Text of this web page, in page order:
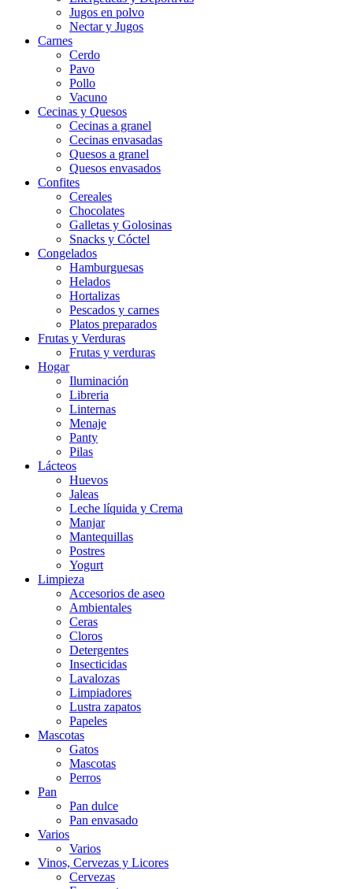
Jugos en polvo
Nectar y Jugos
Carnes
Cerdo
Pavo
Pollo
Vacuno
Cecinas y Quesos
Cecinas a granel
Cecinas envasadas
Quesos a granel
Quesos envasados
Confites
Cereales
Chocolates
Galletas y Golosinas
Snacks y Cóctel
Congelados
Hamburguesas
Helados
Hortalizas
Pescados y carnes
Platos preparados
Frutas y Verduras
Frutas y verduras
Hogar
Iluminación
Libreria
Linternas
Menaje
Panty
Pilas
Lácteos
Huevos
Jaleas
Leche líquida y Crema
Manjar
Mantequillas
Postres
Yogurt
Limpieza
Accesorios de aseo
Ambientales
Ceras
Cloros
Detergentes
Insecticidas
Lavalozas
Limpiadores
Lustra zapatos
Papeles
Mascotas
Gatos
Mascotas
Perros
Pan
Pan dulce
Pan envasado
Varios
Varios
Vinos, Cervezas y Licores
Cervezas